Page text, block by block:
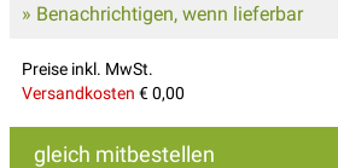
» Benachrichtigen, wenn lieferbar
Preise inkl. MwSt.
Versandkosten € 0,00
gleich mitbestellen